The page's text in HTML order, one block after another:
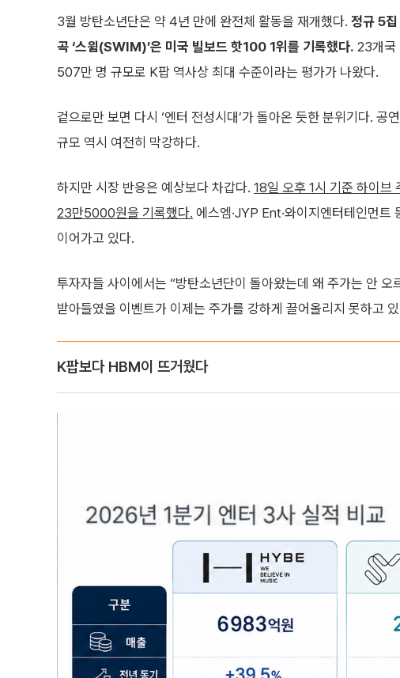
3월 방탄소년단은 약 4년 만에 완전체 활동을 재개했다. 정규 5집
곡 ‘스윔(SWIM)’은 미국 빌보드 핫100 1위를 기록했다. 23개국
507만 명 규모로 K팝 역사상 최대 수준이라는 평가가 나왔다.
겉으로만 보면 다시 ‘엔터 전성시대’가 돌아온 듯한 분위기다.
규모 역시 여전히 막강하다.
하지만 시장 반응은 예상보다 차갑다. 18일 오후 1시 기준 하이
23만5000원을 기록했다. 에스엠·JYP Ent·와이지엔터테인먼트
이어가고 있다.
투자자들 사이에서는 “방탄소년단이 돌아왔는데 왜 주가는 안 오
받아들였을 이벤트가 이제는 주가를 강하게 끌어올리지 못하고
K팝보다 HBM이 뜨거웠다